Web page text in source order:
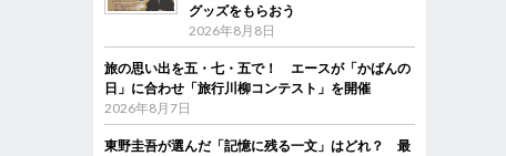
グッズをもらおう
2026年8月8日
旅の思い出を五・七・五で！ エースが「かばんの
日」に合わせ「旅行川柳コンテスト」を開催
2026年8月7日
東野圭吾が選んだ「記憶に残る一文」はどれ？ 最